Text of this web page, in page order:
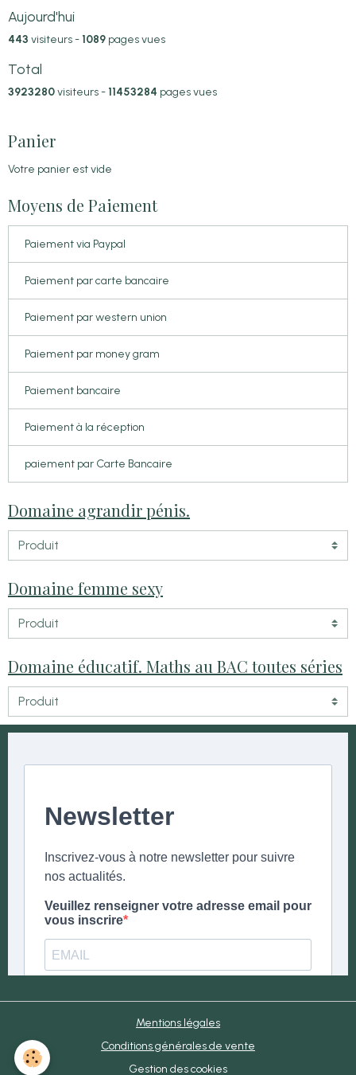
Aujourd'hui
443 visiteurs - 1089 pages vues
Total
3923280visiteurs - 11453284 pages vues
Panier
Votre panier est vide
Moyens de Paiement
Paiement via Paypal
Paiement par carte bancaire
Paiement par western union
Paiement par money gram
Paiement bancaire
Paiement à la réception
paiement par Carte Bancaire
Domaine agrandir pénis.
Domaine femme sexy
Domaine éducatif. Maths au BAC toutes séries
Mentions légales
Conditions générales de vente
Gestion des cookies